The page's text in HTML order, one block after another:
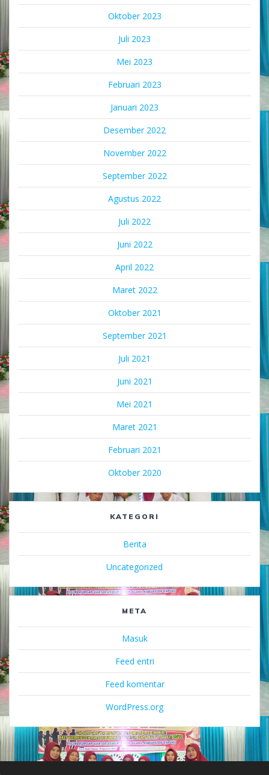
Oktober 2023
Juli 2023
Mei 2023
Februari 2023
Januari 2023
Desember 2022
November 2022
September 2022
Agustus 2022
Juli 2022
Juni 2022
April 2022
Maret 2022
Oktober 2021
September 2021
Juli 2021
Juni 2021
Mei 2021
Maret 2021
Februari 2021
Oktober 2020
KATEGORI
Berita
Uncategorized
META
Masuk
Feed entri
Feed komentar
WordPress.org